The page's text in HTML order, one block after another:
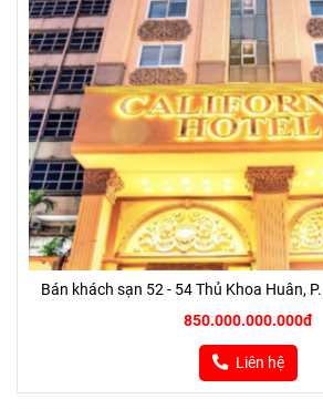
Bán khách sạn 52 - 54 Thủ Khoa Huân,
850.000.000.000đ
Liên hệ